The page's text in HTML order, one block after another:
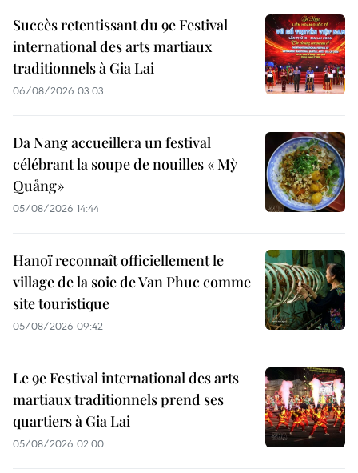
Succès retentissant du 9e Festival
international des arts martiaux
traditionnels à Gia Lai
06/08/2026 03:03
Da Nang accueillera un festival
célébrant la soupe de nouilles « Mỳ
Quảng»
05/08/2026 14:44
Hanoï reconnaît officiellement le
village de la soie de Van Phuc comme
site touristique
05/08/2026 09:42
Le 9e Festival international des arts
martiaux traditionnels prend ses
quartiers à Gia Lai
05/08/2026 02:00